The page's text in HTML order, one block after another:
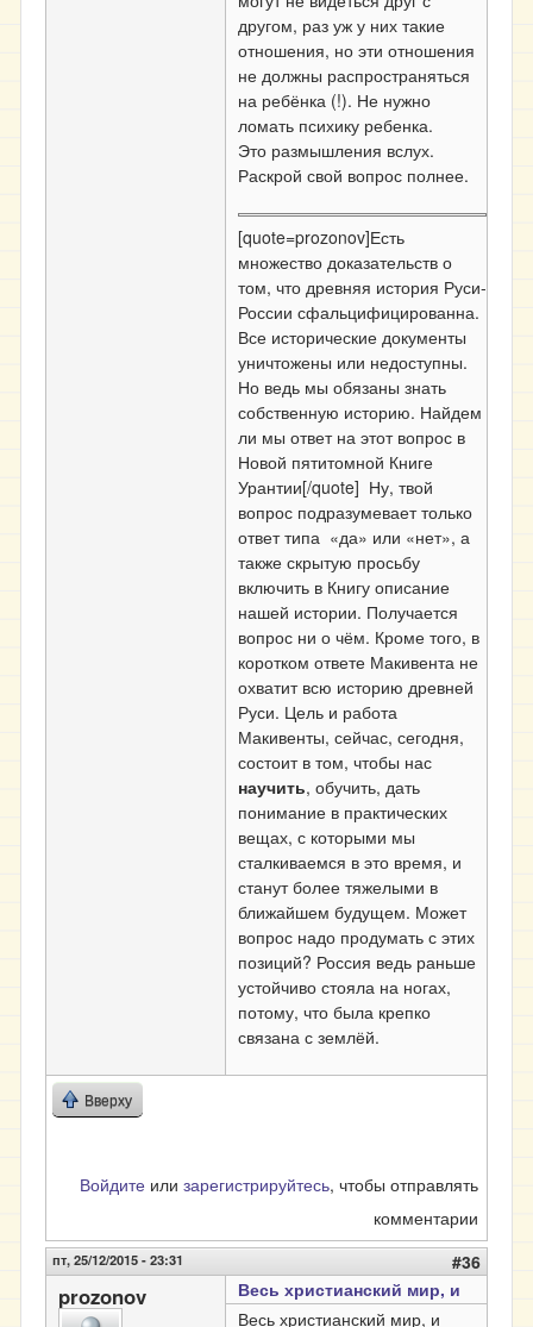
другом, раз уж у них такие
отношения, но эти отношения
не должны распространяться
на ребёнка (!). Не нужно
ломать психику ребенка.
Это размышления вслух.
Раскрой свой вопрос полнее.
[quote=prozonov]Есть
множество доказательств о
том, что древняя история Руси-
России сфальцифицированна.
Все исторические документы
уничтожены или недоступны.
Но ведь мы обязаны знать
собственную историю. Найдем
ли мы ответ на этот вопрос в
Новой пятитомной Книге
Урантии[/quote] Ну, твой
вопрос подразумевает только
ответ типа «да» или «нет», а
также скрытую просьбу
включить в Книгу описание
нашей истории. Получается
вопрос ни о чём. Кроме того, в
коротком ответе Макивента не
охватит всю историю древней
Руси. Цель и работа
Макивенты, сейчас, сегодня,
состоит в том, чтобы нас
научить, обучить, дать
понимание в практических
вещах, с которыми мы
сталкиваемся в это время, и
станут более тяжелыми в
ближайшем будущем. Может
вопрос надо продумать с этих
позиций? Россия ведь раньше
устойчиво стояла на ногах,
потому, что была крепко
связана с землёй.
Вверху
Войдите или зарегистрируйтесь, чтобы отправлять
комментарии
пт, 25/12/2015 - 23:31 #36
prozonov
Весь христианский мир, и
Весь христианский мир, и